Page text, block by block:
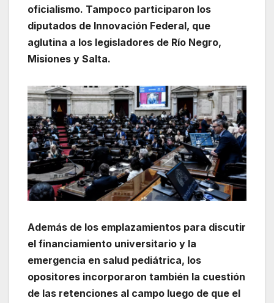
oficialismo. Tampoco participaron los
diputados de Innovación Federal, que
aglutina a los legisladores de Río Negro,
Misiones y Salta.
Además de los emplazamientos para discutir
el financiamiento universitario y la
emergencia en salud pediátrica, los
opositores incorporaron también la cuestión
de las retenciones al campo luego de que el